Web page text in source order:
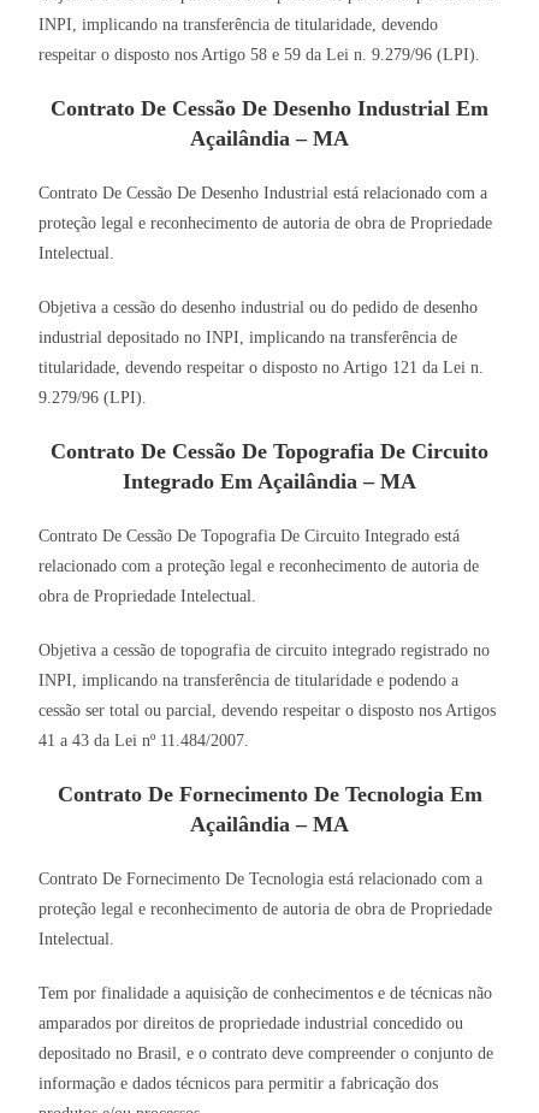
INPI, implicando na transferência de titularidade, devendo
respeitar o disposto nos Artigo 58 e 59 da Lei n. 9.279/96 (LPI).
Contrato De Cessão De Desenho Industrial Em
Açailândia – MA
Contrato De Cessão De Desenho Industrial está relacionado com a
proteção legal e reconhecimento de autoria de obra de Propriedade
Intelectual.
Objetiva a cessão do desenho industrial ou do pedido de desenho
industrial depositado no INPI, implicando na transferência de
titularidade, devendo respeitar o disposto no Artigo 121 da Lei n.
9.279/96 (LPI).
Contrato De Cessão De Topografia De Circuito
Integrado Em Açailândia – MA
Contrato De Cessão De Topografia De Circuito Integrado está
relacionado com a proteção legal e reconhecimento de autoria de
obra de Propriedade Intelectual.
Objetiva a cessão de topografia de circuito integrado registrado no
INPI, implicando na transferência de titularidade e podendo a
cessão ser total ou parcial, devendo respeitar o disposto nos Artigos
41 a 43 da Lei nº 11.484/2007.
Contrato De Fornecimento De Tecnologia Em
Açailândia – MA
Contrato De Fornecimento De Tecnologia está relacionado com a
proteção legal e reconhecimento de autoria de obra de Propriedade
Intelectual.
Tem por finalidade a aquisição de conhecimentos e de técnicas não
amparados por direitos de propriedade industrial concedido ou
depositado no Brasil, e o contrato deve compreender o conjunto de
informação e dados técnicos para permitir a fabricação dos